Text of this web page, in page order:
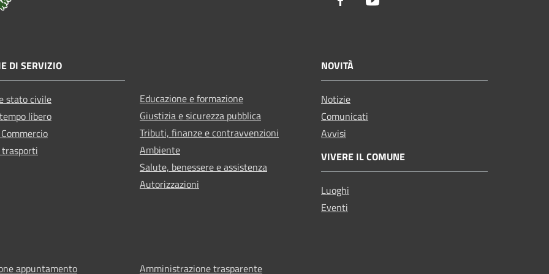
DI SERVIZIO
stato civile
libero
Educazione e formazione
Giustizia e sicurezza pubblica
Tributi, finanze e contravvenzioni
Ambiente
Salute, benessere e assistenza
Autorizzazioni
NOVITÀ
Notizie
Comunicati
Avvisi
VIVERE IL COMUNE
Luoghi
Eventi
appuntamento Amministrazione trasparente